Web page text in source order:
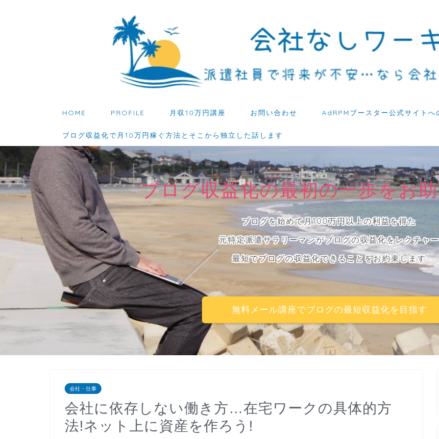
HOME PROFILE 月収10万円講座 お問い合わせ AdRPMブースター公式サイトへ
ブログ収益化で月10万円稼ぐ方法とそこから独立した話します
ブログ収益化の最初の一歩をお
ブログを始めて月100万円以上の利益を得た
元特定派遣サラリーマンがブログの収益化をレクチャー
最短でブログの収益化できることをお約束します
無料メール講座でブログの最短収益化を目指す
会社・仕事
会社に依存しない働き方…在宅ワークの具体的方
法!ネット上に資産を作ろう!